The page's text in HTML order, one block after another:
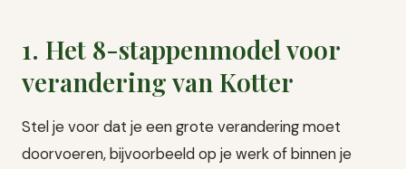
1. Het 8-stappenmodel voor
verandering van Kotter
Stel je voor dat je een grote verandering moet
doorvoeren, bijvoorbeeld op je werk of binnen je